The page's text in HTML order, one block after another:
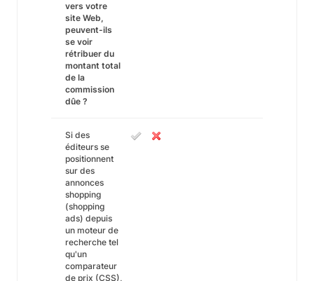
vers votre
site Web,
peuvent-ils
se voir
rétribuer du
montant total
de la
commission
dûe ?
Si des
éditeurs se
positionnent
sur des
annonces
shopping
(shopping
ads) depuis
un moteur de
recherche tel
qu'un
comparateur
de prix (CSS),